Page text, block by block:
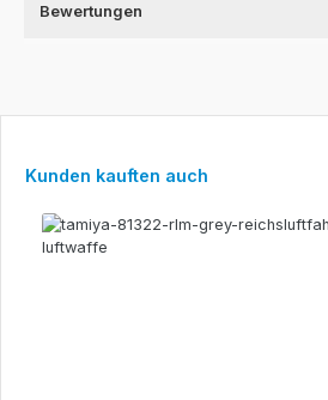
Bewertungen
Produktgalerie überspringen
Kunden kauften auch